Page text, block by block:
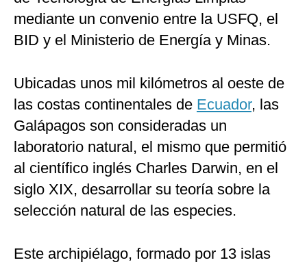
mediante un convenio entre la USFQ, el
BID y el Ministerio de Energía y Minas.
Ubicadas unos mil kilómetros al oeste de
las costas continentales de Ecuador, las
Galápagos son consideradas un
laboratorio natural, el mismo que permitió
al científico inglés Charles Darwin, en el
siglo XIX, desarrollar su teoría sobre la
selección natural de las especies.
Este archipiélago, formado por 13 islas